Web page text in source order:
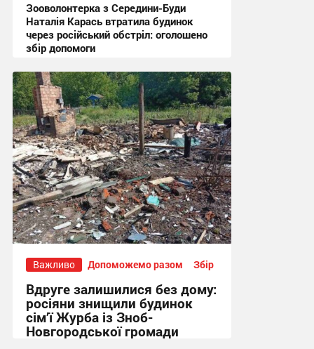
Зооволонтерка з Середини-Буди
Наталія Карась втратила будинок
через російський обстріл: оголошено
збір допомоги
13:51, 17.07.2026
Важливо Допоможемо разом Збір
Вдруге залишилися без дому:
росіяни знищили будинок
сім’ї Журба із Зноб-
Новгородської громади